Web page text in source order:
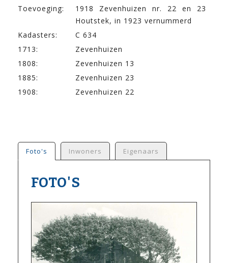
Toevoeging:
1918 Zevenhuizen nr. 22 en 23
Houtstek, in 1923 vernummerd
Kadasters:
C 634
1713:
Zevenhuizen
1808:
Zevenhuizen 13
1885:
Zevenhuizen 23
1908:
Zevenhuizen 22
Foto's Inwoners Eigenaars
FOTO'S